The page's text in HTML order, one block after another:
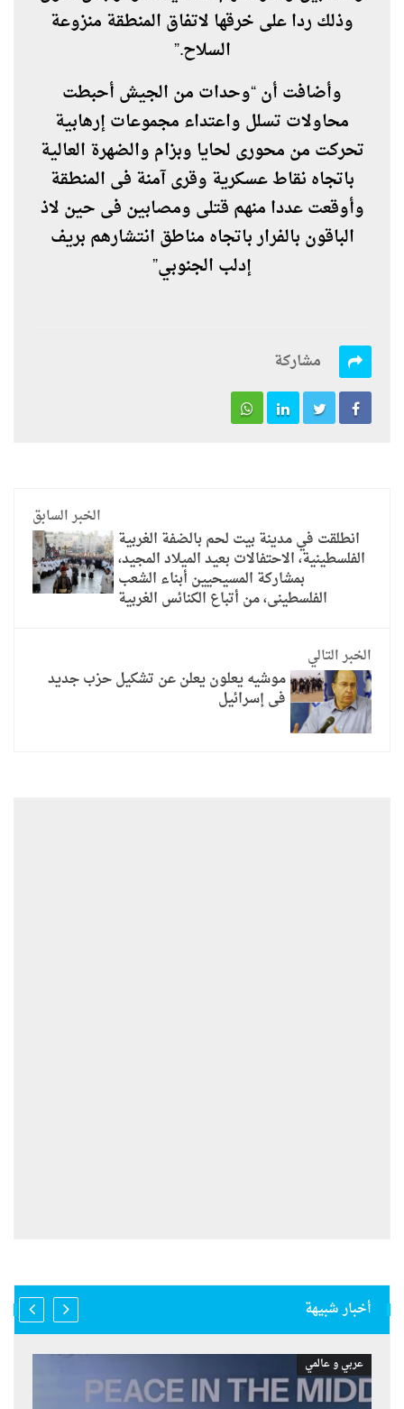
وذلك ردا على خرقها لاتفاق المنطقة منزوعة
السلاح”.
وأضافت أن “وحدات من الجيش أحبطت
محاولات تسلل واعتداء مجموعات إرهابية
تحركت من محورى لحايا وبزام والضهرة العالية
باتجاه نقاط عسكرية وقرى آمنة فى المنطقة
وأوقعت عددا منهم قتلى ومصابين فى حين لاذ
الباقون بالفرار باتجاه مناطق انتشارهم بريف
إدلب الجنوبي”
مشاركة
الخبر السابق
انطلقت في مدينة بيت لحم بالضفة الغربية
الفلسطينية، الاحتفالات بعيد الميلاد المجيد،
بمشاركة المسيحيين أبناء الشعب
الفلسطينى، من أتباع الكنائس الغربية
الخبر التالي
موشيه يعلون يعلن عن تشكيل حزب جديد
فى إسرائيل
أخبار شبيهة
عربي و عالمي